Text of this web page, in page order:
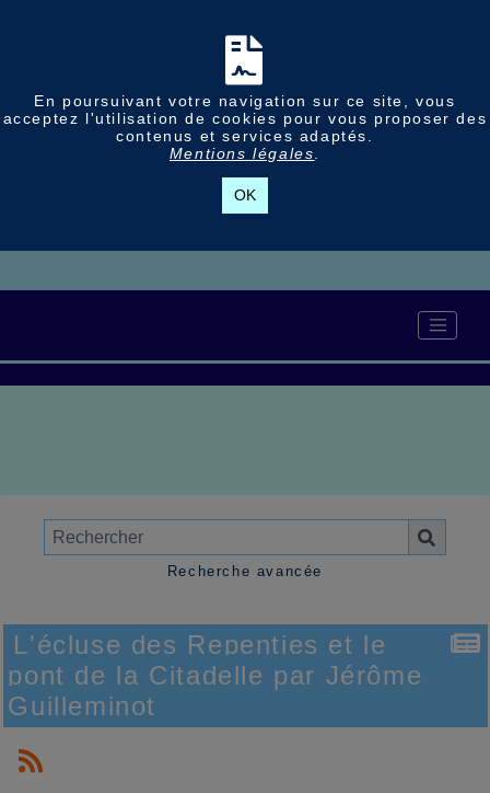
En poursuivant votre navigation sur ce site, vous
acceptez l'utilisation de cookies pour vous proposer des
contenus et services adaptés.
Mentions légales
OK
Recherche avancée
L'écluse des Repenties et le
pont de la Citadelle par Jérôme
Guilleminot